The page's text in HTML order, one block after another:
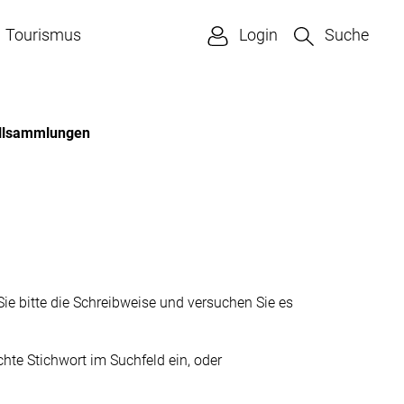
Tourismus Login Suche
(ausgewählt)
bitte die Schreibweise und versuchen Sie es
Stichwort im Suchfeld ein, oder